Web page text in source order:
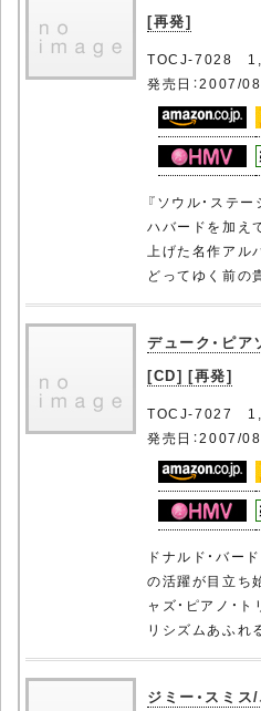
[再発]
TOCJ-7028
発売日：2007/
『ソウル・ステ
ハバードを加え
上げた名作アル
どってゆく前
デューク・ピ
[CD] [再発]
TOCJ-7027
発売日：2007/
ドナルド・バー
の活躍が目立ち
ャズ・ピアノ・
リシズムあふ
ジミー・スミ